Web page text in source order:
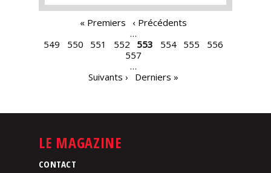
« Premiers
‹ Précédents
…
549
550 551 552 553 554 555
556
557
…
Suivants ›
Derniers »
LE MAGAZINE
CONTACT